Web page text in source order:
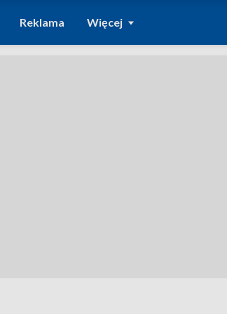
Reklama Więcej